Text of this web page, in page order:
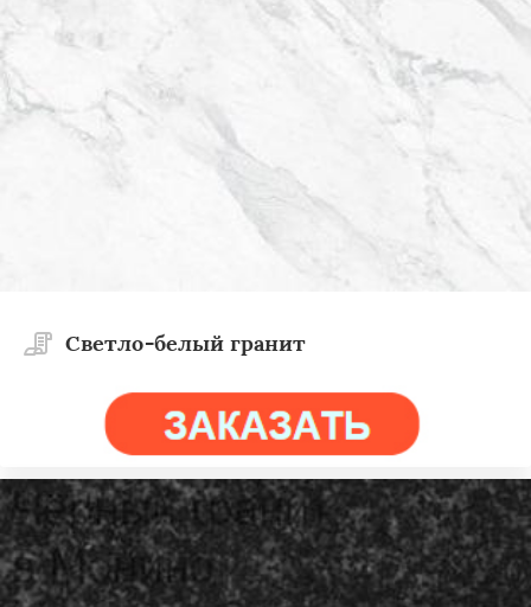
Светло-белый гранит